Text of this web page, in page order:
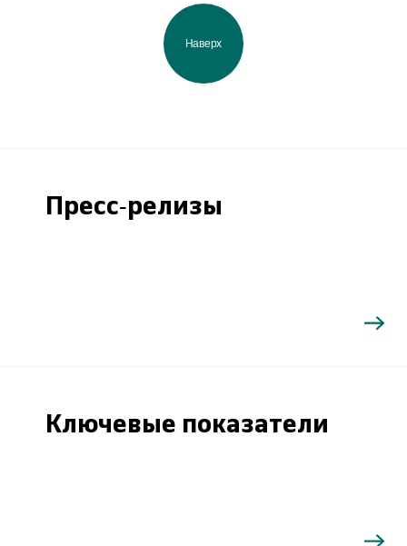
Наверх
Пресс-релизы
Ключевые показатели